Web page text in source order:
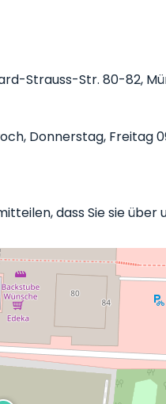
Strauss-Str. 80-82,
Donnerstag, Freitag
dass Sie sie